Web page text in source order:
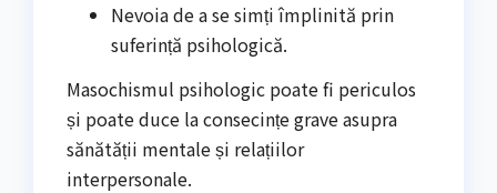
Nevoia de a se simți împlinită prin
suferință psihologică.
Masochismul psihologic poate fi periculos
și poate duce la consecințe grave asupra
sănătății mentale și relațiilor
interpersonale.